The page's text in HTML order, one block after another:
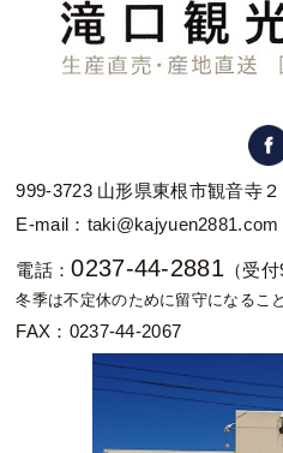
999-3723 山形県東根市観音寺
E-mail： taki@kajyuen2881.com
電話：0237-44-2881 （受
冬季は不定休のために留守になるこ
FAX：0237-44-2067